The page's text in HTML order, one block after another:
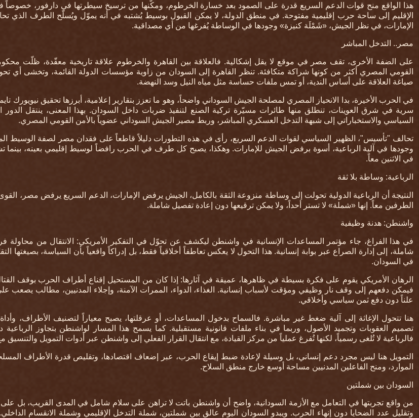
هذا الواقع منح قوات الدعم السريع قدرة على الصمود بعد خسارة الخرطوم، ومكّنها من ترسيخ سيطرتها في دارفور، خصوصاً
الإقليم إلى ساحة حرب إقليمية مفتوحة. في منطق الدولة، لا يمكن القبول بوسيط يُشتبه في أنه يموّل ويُسلّح الطرف الذي
الإمارات، في نظر الجيش، «شَمْلَة كنيزة» وجودها في الوساطة يُفرغها من أي مصداقية.
مصر.. التدخل المباشر
على الضفة الأخرى، تقف مصر في موقع لا يقل إشكالية. فالعلاقة بين القاهرة والخرطوم علاقة تاريخية معقّدة، ظلّت
القومي المصري أكثر من كونها شراكة متكافئة. تنظر القاهرة إلى السودان من زاوية مؤسسات الدولة القائمة، وتخشى أي
صياغة العلاقة على أساس الندية، أو تمس ملفات حساسة مثل مياه النيل وسد النهضة.
في الحرب الأخيرة، بدا الانحياز المصري لمصلحة الجيش السوداني واضحاً، وهو ما تعزز بتقارير إعلامية، أبرزها تحقيق نيويورك
سرية في شرق العوينات، تنطلق منها طائرات مسيّرة تركية الصنع لتنفيذ ضربات داخل السودان. بهذا المعنى، ينتقل
السياسي والاستخباراتي إلى شبهة التدخل العسكري المباشر، وربط مصير الجيش السوداني عضوياً بالأمن القومي المصري.
تحالف "تأسيس"، الظهير السياسي لقوات الدعم السريع، رأى في هذه التطورات دليلاً قاطعاً على فقدان مصر لصفة الوسيط
وجودها في آلية الرباعية، أسوة برفض الجيش للإمارات. وهكذا، يصبح كل طرف في الحرب رافضاً لوسيط إقليمي بعينه، بينما
في الاثنين معاً.
الرباعية: وساطة بلا ثقة
النتيجة أن الرباعية الدولية تحولت إلى وساطة منزوعة الثقة بالكامل، الجيش يرفض الإمارات، الدعم السريع يرفض مصر،
الطرفين معاً. إنها «شملة» لا تستر أحداً، ولا يمكن ترقيعها دون إعادة تفصيل شاملة.
واشنطن: هدنة وظيفية
في هذا الفراغ، جاء مؤتمر المساعدات الإنسانية في واشنطن ليكشف عن تحوّل في التفكير الأمريكي: الانتقال من محاولة
شاملة، إلى إدارة الصراع عبر بوابة إنسانية. هذا التحول لا يعكس تعاطفاً أخلاقياً فقط، بل إدراكاً واقعياً بأن السياسة، بصيغتها
في السودان.
الرهان الأمريكي يقوم على فكرة بسيطة في ظاهرها، عميقة في آثارها: إذا كان من المستحيل إقناع أطراف الحرب بوقف
فيمكن دفعهم إلى وقف نار وظيفي ومؤقت لأسباب إنسانية. الغذاء، الدواء، الممرات الآمنة، وإجلاء المدنيين، مطالب
علناً دون دفع ثمن سياسي وأخلاقي.
هنا تتحول الإغاثة إلى آلية ضغط غير مباشرة. فالسماح بدخول المساعدات، أو عرقلتها، يصبح معياراً لتصنيف الأطراف،
تصميم العقوبات وتجميد الأصول، وربما في بناء ملفات قانونية مستقبلية. كما يسمح هذا المسار لواشنطن بتجاوز الرباعية
فالرباعية لا تُلغى رسمياً، لكنها تُفرغ عملياً من مركز القيادة، مع انتقال القرار الفعلي إلى واشنطن عبر أدوات التمويل والتنسيق
التمويل هنا ليس مجرد دعم إنساني، بل وسيلة لإعادة ضبط إيقاع الحرب، عبر إضعاف اقتصادها، وتقليص قدرة الأطراف
الموارد، ومنح الفاعلين المدنيين مساحة أوسع خارج منطق السلاح.
السودان بين شملتين
من واقع تجربتها في التعامل مع الأزمة السودانية، واضح أن واشنطن باتت لا تراهن على سلام شامل في المدى القريب، بل
وتقليل عدد الضحايا دون إنهاء الحرب. ويبدو السودان اليوم عالق بين شملتين، شملة التدخل الإقليمي وشملة الانقسام